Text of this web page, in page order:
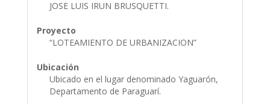
JOSE LUIS IRUN BRUSQUETTI.
Proyecto
“LOTEAMIENTO DE URBANIZACION”
Ubicación
Ubicado en el lugar denominado Yaguarón,
Departamento de Paraguarí.